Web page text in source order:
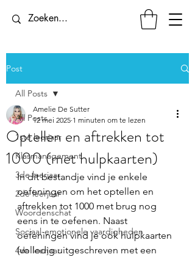
Post
All Posts
1ste leerjaar
Klasmanagement
3de leerjaar
2de leerjaar
Woordenschat
Sociaal-emotionele vaardigheden
4de leerjaar
All Posts
Optellen en aftrekken tot
1000 (met hulpkaarten)
Amelie De Sutter
12 mei 2025 1 minuten om te lezen
In dit bestandje vind je enkele
oefeningen om het optellen en
aftrekken tot 1000 met brug nog
eens in te oefenen. Naast
oefeningen vind je ook hulpkaarten
(volledig uitgeschreven met een